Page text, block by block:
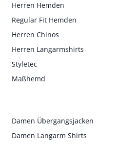
Herren Hemden
Regular Fit Hemden
Herren Chinos
Herren Langarmshirts
Styletec
Maßhemd
Damen Übergangsjacken
Damen Langarm Shirts